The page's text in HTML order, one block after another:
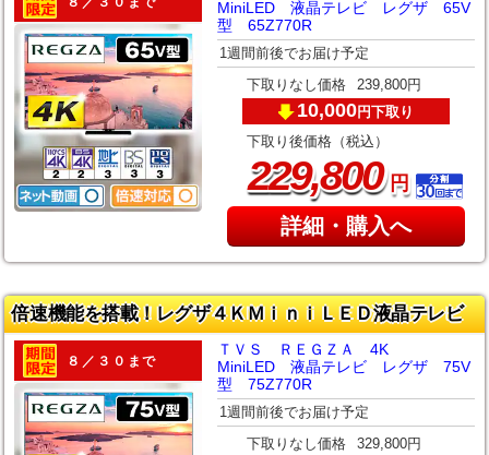
MiniLED 液晶テレビ レグザ 65V
型 65Z770R
1週間前後でお届け予定
下取りなし価格 239,800円
10,000円下取り
下取り後価格（税込）
229,800円
詳細・購入へ
倍速機能を搭載！レグザ４ＫＭｉｎｉＬＥＤ液晶テレビ
８／３０まで
ＴＶＳ ＲＥＧＺＡ 4K
MiniLED 液晶テレビ レグザ 75V
型 75Z770R
1週間前後でお届け予定
下取りなし価格 329,800円